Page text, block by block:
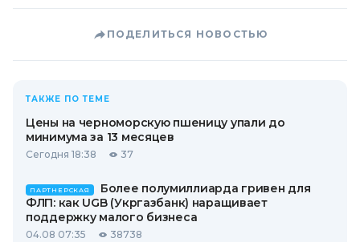
ПОДЕЛИТЬСЯ НОВОСТЬЮ
ТАКЖЕ ПО ТЕМЕ
Цены на черноморскую пшеницу упали до
минимума за 13 месяцев
Сегодня 18:38 37
ПАРТНЕРСКАЯ
Более полумиллиарда гривен для
ФЛП: как UGB (Укргазбанк) наращивает
поддержку малого бизнеса
04.08 07:35 38738